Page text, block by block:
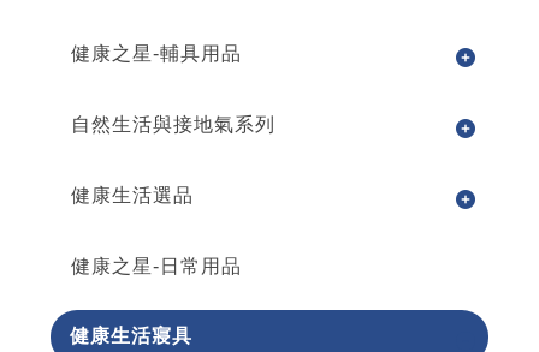
健康之星-輔具用品
自然生活與接地氣系列
健康生活選品
健康之星-日常用品
健康生活寢具